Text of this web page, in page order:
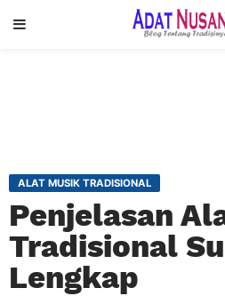
ALAT MUSIK TRADISIONAL
Penjelasan
Tradisional
Lengkap